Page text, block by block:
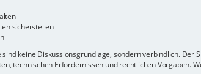
sicherstellen
keine Diskussionsgrundlage, sondern verbindlich.
technischen Erfordernissen und rechtlichen Vorgaben.